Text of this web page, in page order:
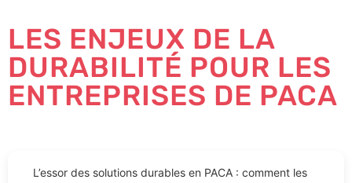
LES ENJEUX DE LA
DURABILITÉ POUR LES
ENTREPRISES DE PACA
L’essor des solutions durables en PACA : comment les